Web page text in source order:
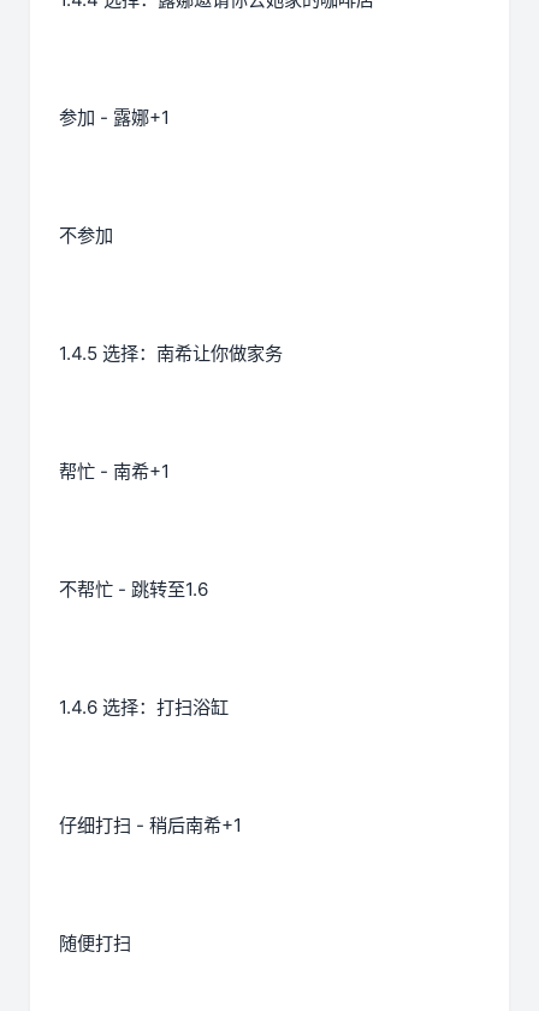
参加 - 露娜+1
不参加
1.4.5 选择：南希让你做家务
帮忙 - 南希+1
不帮忙 - 跳转至1.6
1.4.6 选择：打扫浴缸
仔细打扫 - 稍后南希+1
随便打扫